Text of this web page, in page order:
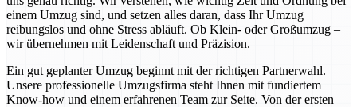
einem Umzug sind, und setzen alles daran, dass Ihr Umzug
reibungslos und ohne Stress abläuft. Ob Klein- oder Großumzug –
wir übernehmen mit Leidenschaft und Präzision.
Ein gut geplanter Umzug beginnt mit der richtigen Partnerwahl.
Unsere professionelle Umzugsfirma steht Ihnen mit fundiertem
Know-how und einem erfahrenen Team zur Seite. Von der ersten